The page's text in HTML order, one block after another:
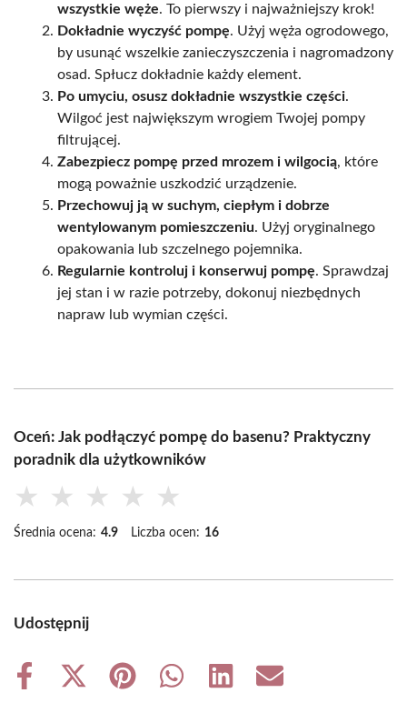
wszystkie węże. To pierwszy i najważniejszy krok!
Dokładnie wyczyść pompę. Użyj węża ogrodowego,
by usunąć wszelkie zanieczyszczenia i nagromadzony
osad. Spłucz dokładnie każdy element.
Po umyciu, osusz dokładnie wszystkie części.
Wilgoć jest największym wrogiem Twojej pompy
filtrującej.
Zabezpiecz pompę przed mrozem i wilgocią, które
mogą poważnie uszkodzić urządzenie.
Przechowuj ją w suchym, ciepłym i dobrze
wentylowanym pomieszczeniu. Użyj oryginalnego
opakowania lub szczelnego pojemnika.
Regularnie kontroluj i konserwuj pompę. Sprawdzaj
jej stan i w razie potrzeby, dokonuj niezbędnych
napraw lub wymian części.
Oceń: Jak podłączyć pompę do basenu? Praktyczny
poradnik dla użytkowników
★ ★ ★ ★ ★
Średnia ocena: 4.9 Liczba ocen: 16
Udostępnij
Share
Share
Share
Share
Share
Share